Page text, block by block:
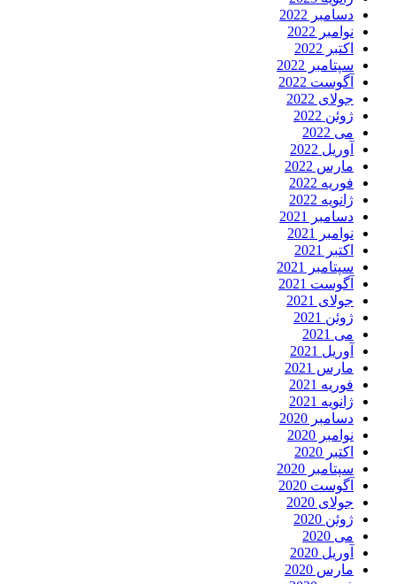
دسامبر 2022
نوامبر 2022
اکتبر 2022
سپتامبر 2022
آگوست 2022
جولای 2022
ژوئن 2022
می 2022
آوریل 2022
مارس 2022
فوریه 2022
ژانویه 2022
دسامبر 2021
نوامبر 2021
اکتبر 2021
سپتامبر 2021
آگوست 2021
جولای 2021
ژوئن 2021
می 2021
آوریل 2021
مارس 2021
فوریه 2021
ژانویه 2021
دسامبر 2020
نوامبر 2020
اکتبر 2020
سپتامبر 2020
آگوست 2020
جولای 2020
ژوئن 2020
می 2020
آوریل 2020
مارس 2020